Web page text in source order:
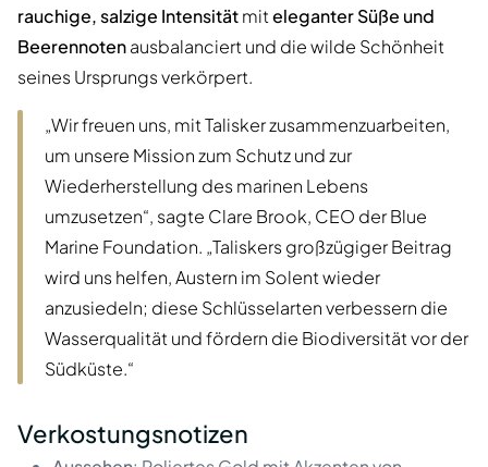
rauchige, salzige Intensitätmiteleganter Süße und
Beerennotenausbalanciert und die wilde Schönheit
seines Ursprungs verkörpert.
„Wir freuen uns, mit Talisker zusammenzuarbeiten,
um unsere Mission zum Schutz und zur
Wiederherstellung des marinen Lebens
umzusetzen“, sagte Clare Brook, CEO der Blue
Marine Foundation. „Taliskers großzügiger Beitrag
wird uns helfen, Austern im Solent wieder
anzusiedeln; diese Schlüsselarten verbessern die
Wasserqualität und fördern die Biodiversität vor der
Südküste.“
Verkostungsnotizen